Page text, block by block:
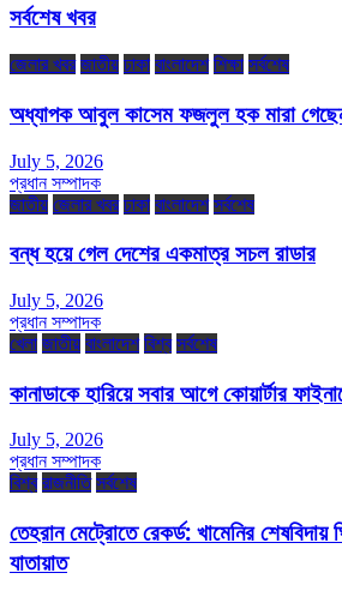
সর্বশেষ খবর
জেলার খবর জাতীয় ঢাকা বাংলাদেশ শিক্ষা সর্বশেষ
অধ্যাপক আবুল কাসেম ফজলুল হক মারা
July 5, 2026
প্রধান সম্পাদক
জাতীয় জেলার খবর ঢাকা বাংলাদেশ সর্বশেষ
বন্ধ হয়ে গেল দেশের একমাত্র সচল রাডার
July 5, 2026
প্রধান সম্পাদক
খেলা জাতীয় বাংলাদেশ বিশ্ব সর্বশেষ
কানাডাকে হারিয়ে সবার আগে কোয়ার্টার
July 5, 2026
প্রধান সম্পাদক
বিশ্ব রাজনীতি সর্বশেষ
তেহরান মেট্রোতে রেকর্ড: খামেনির শেষবিদায়
যাতায়াত